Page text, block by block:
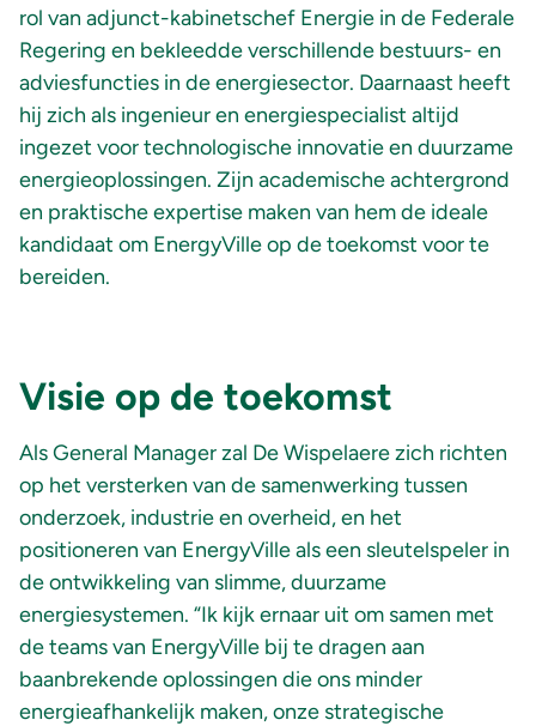
rol van adjunct-kabinetschef Energie in de Federale
Regering en bekleedde verschillende bestuurs- en
adviesfuncties in de energiesector. Daarnaast heeft
hij zich als ingenieur en energiespecialist altijd
ingezet voor technologische innovatie en duurzame
energieoplossingen. Zijn academische achtergrond
en praktische expertise maken van hem de ideale
kandidaat om EnergyVille op de toekomst voor te
bereiden.
Visie op de toekomst
Als General Manager zal DeWispelaerezich richten
op het versterken van de samenwerking tussen
onderzoek, industrie en overheid, en het
positioneren van EnergyVille als een sleutelspeler in
de ontwikkeling van slimme, duurzame
energiesystemen. “Ik kijk ernaar uit om samen met
de teams van EnergyVille bij te dragen aan
baanbrekende oplossingen die ons minder
energieafhankelijk maken, onze strategische